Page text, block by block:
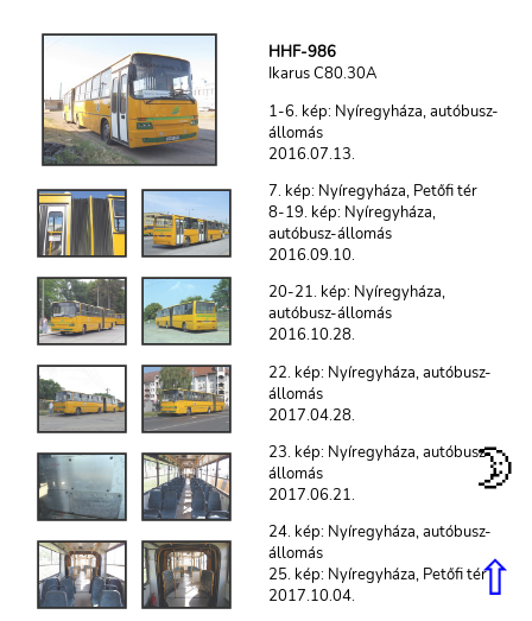
HHF-986
Ikarus C80.30A
1-6. kép: Nyíregyháza, autóbusz-
állomás
2016.07.13.
7. kép: Nyíregyháza, Petőfi tér
8-19. kép: Nyíregyháza,
autóbusz-állomás
2016.09.10.
20-21. kép: Nyíregyháza,
autóbusz-állomás
2016.10.28.
22. kép: Nyíregyháza, autóbusz-
állomás
2017.04.28.
23. kép: Nyíregyháza, autóbusz-
állomás
2017.06.21.
24. kép: Nyíregyháza, autóbusz-
állomás
25. kép: Nyíregyháza, Petőfi tér
2017.10.04.
⇧
🌛